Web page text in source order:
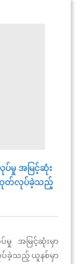
မှု အမြင့်ဆုံး
င်းထုတ်လုပ်ခဲ့သည့်
မှု အမြင့်ဆုံးမှာ
လုပ်ခဲ့သည့် ယူနစ်မှာ